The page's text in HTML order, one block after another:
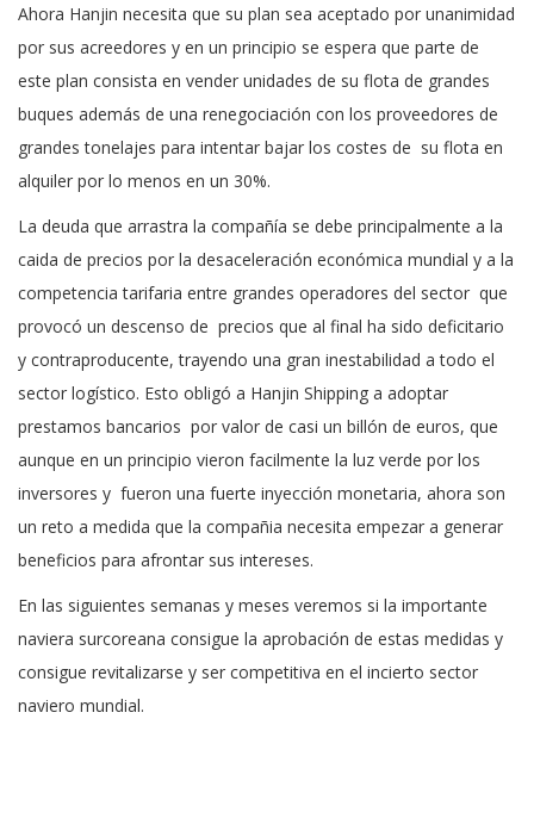
Ahora Hanjin necesita que su plan sea aceptado por unanimidad
por sus acreedores y en un principio se espera que parte de
este plan consista en vender unidades de su flota de grandes
buques además de una renegociación con los proveedores de
grandes tonelajes para intentar bajar los costes de su flota en
alquiler por lo menos en un 30%.
La deuda que arrastra la compañía se debe principalmente a la
caida de precios por la desaceleración económica mundial y a la
competencia tarifaria entre grandes operadores del sector que
provocó un descenso de precios que al final ha sido deficitario
y contraproducente, trayendo una gran inestabilidad a todo el
sector logístico. Esto obligó a Hanjin Shipping a adoptar
prestamos bancarios por valor de casi un billón de euros, que
aunque en un principio vieron facilmente la luz verde por los
inversores y fueron una fuerte inyección monetaria, ahora son
un reto a medida que la compañia necesita empezar a generar
beneficios para afrontar sus intereses.
En las siguientes semanas y meses veremos si la importante
naviera surcoreana consigue la aprobación de estas medidas y
consigue revitalizarse y ser competitiva en el incierto sector
naviero mundial.